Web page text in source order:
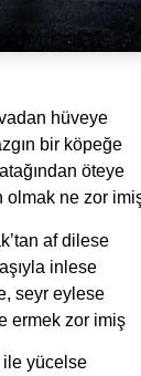
hüveye
bir köpeğe
öteye
olmak ne zor
af dilese
inlese
seyr eylese
ermek zor imiş
ile yücelse